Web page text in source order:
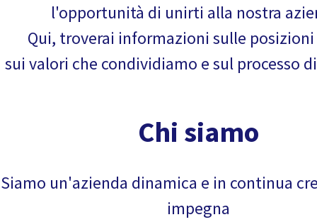
l'opportunità di unirti alla nostra
Qui, troverai informazioni sulle
sui valori che condividiamo e sul processo
Chi siamo
Siamo un'azienda dinamica e in continua
impegna